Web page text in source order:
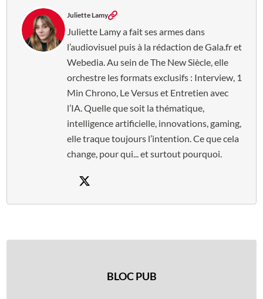
Juliette Lamy
Juliette Lamy a fait ses armes dans
l’audiovisuel puis à la rédaction de Gala.fr et
Webedia. Au sein de The New Siècle, elle
orchestre les formats exclusifs : Interview, 1
Min Chrono, Le Versus et Entretien avec
l’IA. Quelle que soit la thématique,
intelligence artificielle, innovations, gaming,
elle traque toujours l’intention. Ce que cela
change, pour qui... et surtout pourquoi.
BLOC PUB